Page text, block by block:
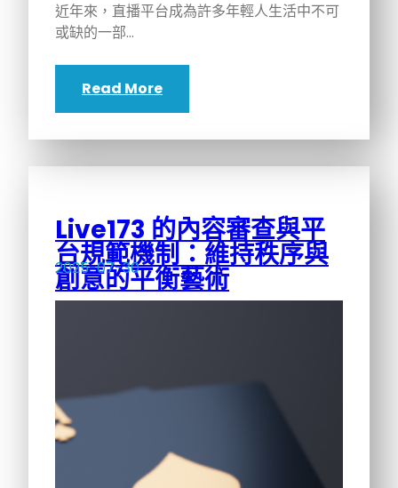
近年來，直播平台成為許多年輕人生活中不可
或缺的一部…
Read More
Live173 的內容審查與平
台規範機制：維持秩序與
創意的平衡藝術
2025-07-30